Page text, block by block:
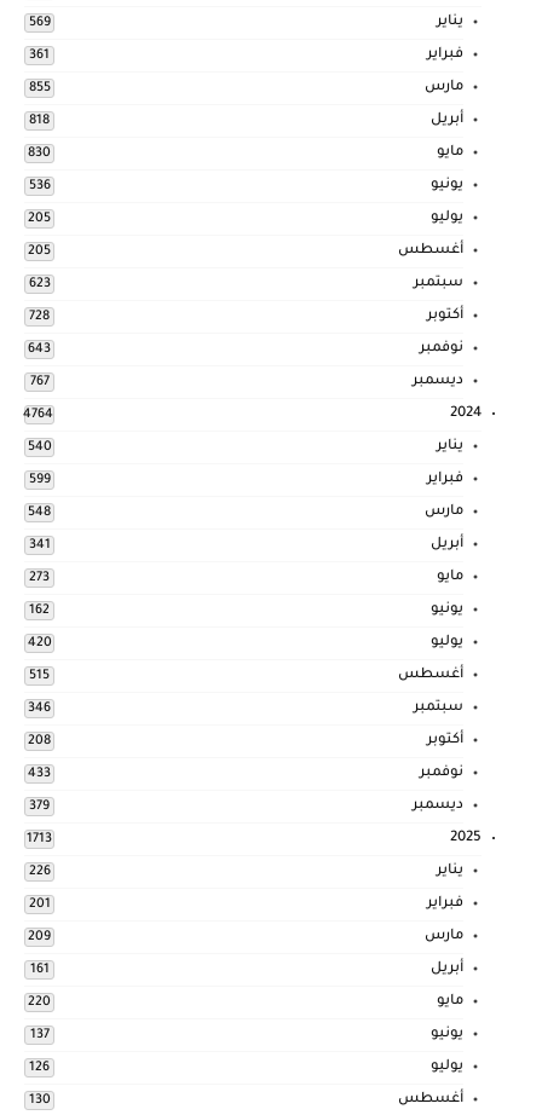
يناير 569
فبراير 361
مارس 855
أبريل 818
مايو 830
يونيو 536
يوليو 205
أغسطس 205
سبتمبر 623
أكتوبر 728
نوفمبر 643
ديسمبر 767
2024
4764
يناير 540
فبراير 599
مارس 548
أبريل 341
مايو 273
يونيو 162
يوليو 420
أغسطس 515
سبتمبر 346
أكتوبر 208
نوفمبر 433
ديسمبر 379
2025
1713
يناير 226
فبراير 201
مارس 209
أبريل 161
مايو 220
يونيو 137
يوليو 126
أغسطس 130